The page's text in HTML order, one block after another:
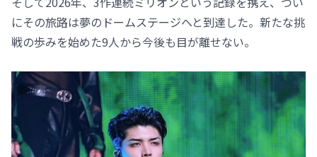
にその旅路は夢のドームステージへと到達した。新たな挑
戦の歩みを始めた9人から今後も目が離せない。